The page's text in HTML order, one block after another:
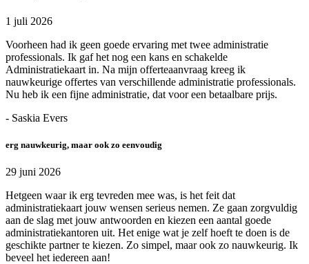
1 juli 2026
Voorheen had ik geen goede ervaring met twee administratie
professionals. Ik gaf het nog een kans en schakelde
Administratiekaart in. Na mijn offerteaanvraag kreeg ik
nauwkeurige offertes van verschillende administratie professionals.
Nu heb ik een fijne administratie, dat voor een betaalbare prijs.
- Saskia Evers
erg nauwkeurig, maar ook zo eenvoudig
29 juni 2026
Hetgeen waar ik erg tevreden mee was, is het feit dat
administratiekaart jouw wensen serieus nemen. Ze gaan zorgvuldig
aan de slag met jouw antwoorden en kiezen een aantal goede
administratiekantoren uit. Het enige wat je zelf hoeft te doen is de
geschikte partner te kiezen. Zo simpel, maar ook zo nauwkeurig. Ik
beveel het iedereen aan!